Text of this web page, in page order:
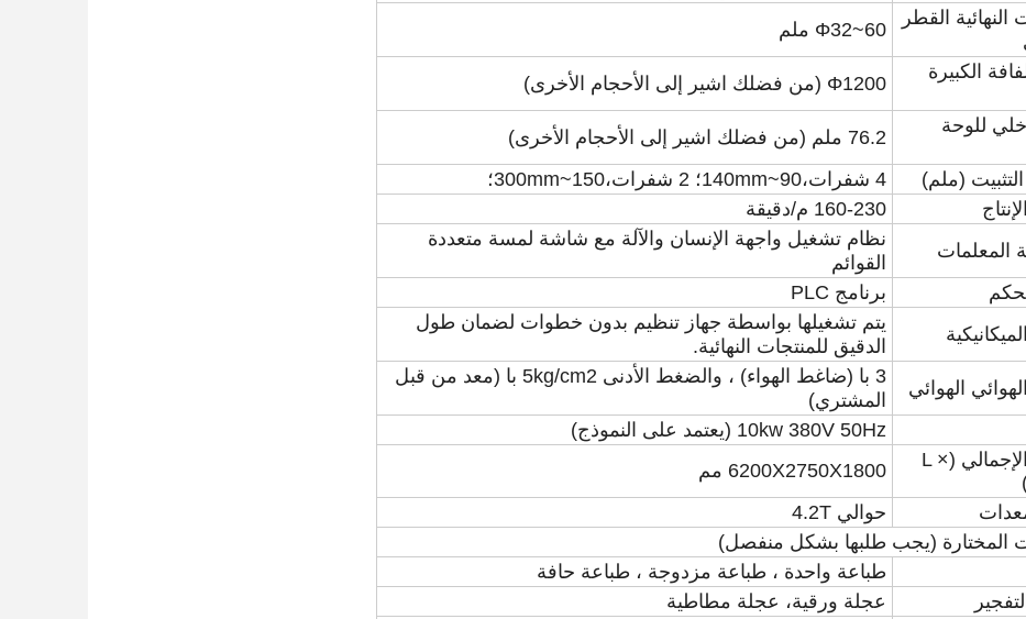
النهائية القطر
Φ32~60 ملم
الكبيرة
Φ1200 (من فضلك اشير إلى الأحجام الأخرى)
للوحة
76.2 ملم (من فضلك اشير إلى الأحجام الأخرى)
(ملم)
4 شفرات،90~140mm؛ 2 شفرات،150~300mm؛
160-230 م/دقيقة
المعلمات
نظام تشغيل واجهة الإنسان والآلة مع شاشة لمسة متعددة
القوائم
برنامج PLC
يتم تشغيلها بواسطة جهاز تنظيم بدون خطوات لضمان طول
الدقيق للمنتجات النهائية.
الهوائي
3 با (ضاغط الهواء) ، والضغط الأدنى 5kg/cm2 با (معد من قبل
المشتري)
10kw 380V 50Hz (يعتمد على النموذج)
الحجم الإجمالي (L ×
6200X2750X1800 مم
حوالي 4.2T
المختارة (يجب طلبها بشكل منفصل)
طباعة واحدة ، طباعة مزدوجة ، طباعة حافة
عجلة ورقية، عجلة مطاطية